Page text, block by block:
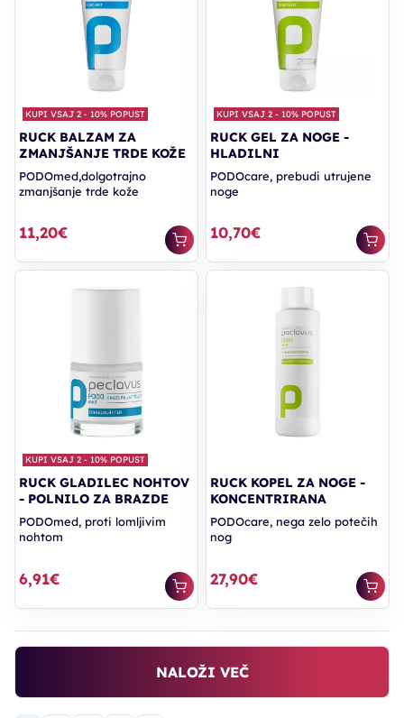
KUPI VSAJ 2 - 10% POPUST
RUCK BALZAM ZA
ZMANJŠANJE TRDE KOŽE
PODOmed,dolgotrajno
zmanjšanje trde kože
11,20€
KUPI VSAJ 2 - 10% POPUST
RUCK GEL ZA NOGE -
HLADILNI
PODOcare, prebudi utrujene
noge
10,70€
KUPI VSAJ 2 - 10% POPUST
RUCK GLADILEC NOHTOV
- POLNILO ZA BRAZDE
PODOmed, proti lomljivim
nohtom
6,91€
RUCK KOPEL ZA NOGE -
KONCENTRIRANA
PODOcare, nega zelo potečih
nog
27,90€
NALOŽI VEČ